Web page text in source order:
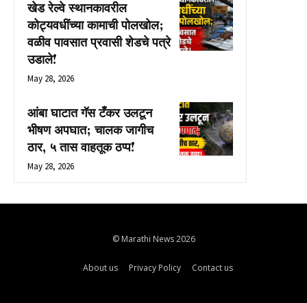
खेड रेल्वे स्थानकावरील
कोट्यवधींच्या कामाची पोलखोल;
वळीव पावसात प्रवासी शेडचे पत्रे
उडाले!
May 28, 2026
आंबा घाटात गॅस टँकर उलटून
भीषण अपघात; चालक जागीच
ठार, ५ तास वाहतूक ठप्प!
May 28, 2026
© Marathi News 2026
About us Privacy Policy Contact us